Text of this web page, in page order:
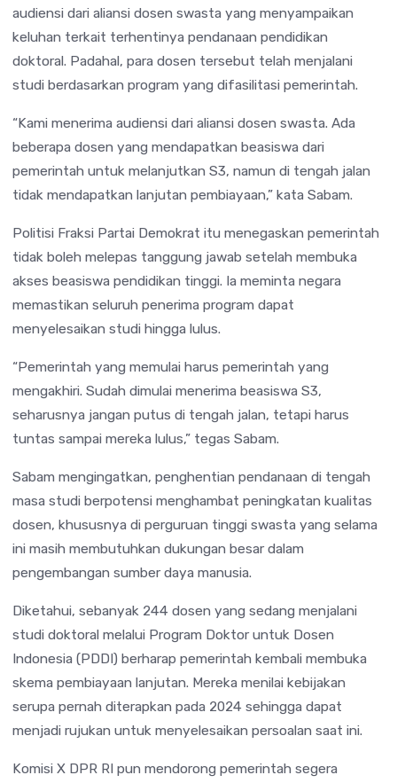
audiensi dari aliansi dosen swasta yang menyampaikan
keluhan terkait terhentinya pendanaan pendidikan
doktoral. Padahal, para dosen tersebut telah menjalani
studi berdasarkan program yang difasilitasi pemerintah.
“Kami menerima audiensi dari aliansi dosen swasta. Ada
beberapa dosen yang mendapatkan beasiswa dari
pemerintah untuk melanjutkan S3, namun di tengah jalan
tidak mendapatkan lanjutan pembiayaan,” kata Sabam.
Politisi Fraksi Partai Demokrat itu menegaskan pemerintah
tidak boleh melepas tanggung jawab setelah membuka
akses beasiswa pendidikan tinggi. Ia meminta negara
memastikan seluruh penerima program dapat
menyelesaikan studi hingga lulus.
“Pemerintah yang memulai harus pemerintah yang
mengakhiri. Sudah dimulai menerima beasiswa S3,
seharusnya jangan putus di tengah jalan, tetapi harus
tuntas sampai mereka lulus,” tegas Sabam.
Sabam mengingatkan, penghentian pendanaan di tengah
masa studi berpotensi menghambat peningkatan kualitas
dosen, khususnya di perguruan tinggi swasta yang selama
ini masih membutuhkan dukungan besar dalam
pengembangan sumber daya manusia.
Diketahui, sebanyak 244 dosen yang sedang menjalani
studi doktoral melalui Program Doktor untuk Dosen
Indonesia (PDDI) berharap pemerintah kembali membuka
skema pembiayaan lanjutan. Mereka menilai kebijakan
serupa pernah diterapkan pada 2024 sehingga dapat
menjadi rujukan untuk menyelesaikan persoalan saat ini.
Komisi X DPR RI pun mendorong pemerintah segera